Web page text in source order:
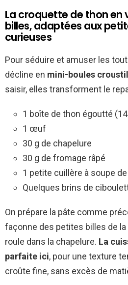
La croquette de thon en
billes, adaptées aux
curieuses
Pour séduire et amuser les
décline en mini-boules
saisir, elles transforment le
1 boîte de thon égoutté
1 œuf
30 g de chapelure
30 g de fromage râpé
1 petite cuillère à soupe
Quelques brins de
On prépare la pâte comme
façonne des petites billes de la
roule dans la chapelure. La
parfaite ici, pour une texture
croûte fine, sans excès de